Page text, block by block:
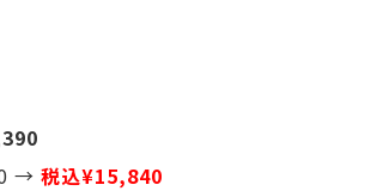
→ 税込¥15,840